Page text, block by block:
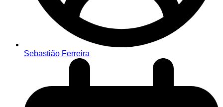
Sebastião Ferreira